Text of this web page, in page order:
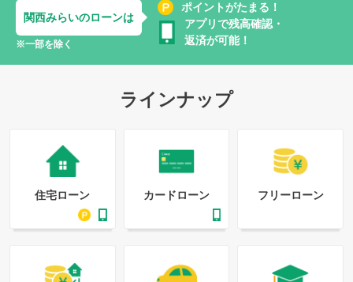
関西みらいのローンは
※一部を除く
ポイントがたまる！
アプリで残高確認・
返済が可能！
ラインナップ
住宅ローン カードローン フリーローン